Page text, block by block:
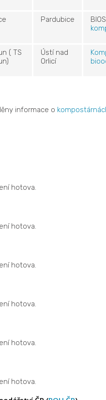
Pardubice
( TS
Ústí nad
Orlicí
informace o
hotova.
hotova.
hotova.
hotova.
hotova.
hotova.